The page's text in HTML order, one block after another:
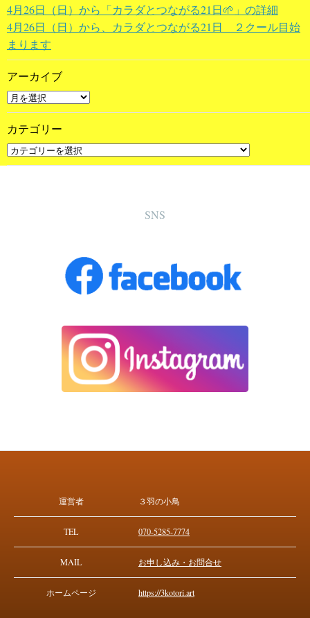
4月26日（日）から「カラダとつながる21日🌱」の詳細
4月26日（日）から、カラダとつながる21日 ２クール目始
まります
アーカイブ
カテゴリー
SNS
運営者 ３羽の小鳥
TEL 070-5285-7774
MAIL お申し込み・お問合せ
ホームページ https://3kotori.art